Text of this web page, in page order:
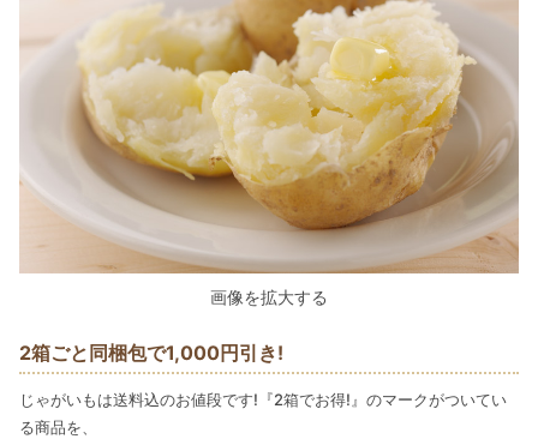
画像を拡大する
2箱ごと同梱包で1,000円引き!
じゃがいもは送料込のお値段です!『2箱でお得!』のマークがついてい
る商品を、